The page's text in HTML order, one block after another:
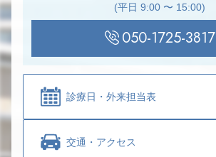
050-1725-3817
(平日 9:00 〜 15:00)
診療日・ 外来担当表
交通・ アクセス